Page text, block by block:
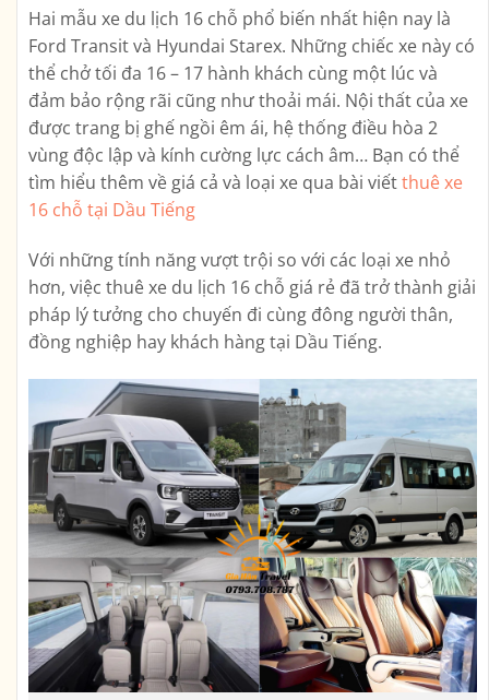
Hai mẫu xe du lịch 16 chỗ phổ biến nhất hiện nay là
Ford Transit và Hyundai Starex. Những chiếc xe này có
thể chở tối đa 16 – 17 hành khách cùng một lúc và
đảm bảo rộng rãi cũng như thoải mái. Nội thất của xe
được trang bị ghế ngồi êm ái, hệ thống điều hòa 2
vùng độc lập và kính cường lực cách âm… Bạn có thể
tìm hiểu thêm về giá cả và loại xe qua bài viếtthuê xe
16 chỗ tại Dầu Tiếng
Với những tính năng vượt trội so với các loại xe nhỏ
hơn, việc thuê xe du lịch 16 chỗ giá rẻ đã trở thành giải
pháp lý tưởng cho chuyến đi cùng đông người thân,
đồng nghiệp hay khách hàng tại Dầu Tiếng.